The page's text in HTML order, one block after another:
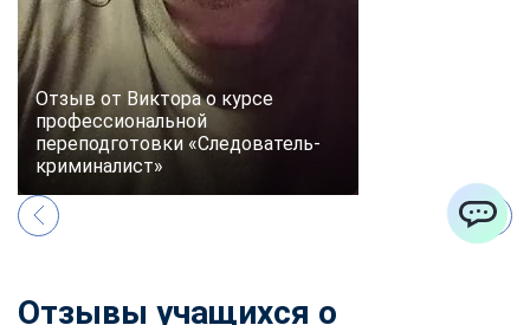
Отзыв от Виктора о курсе
профессиональной
переподготовки «Следователь-
криминалист»
Отзывы учащихся о